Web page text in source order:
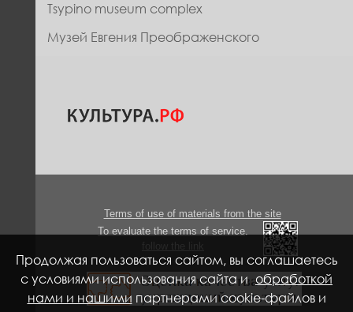
Tsypino museum complex
Музей Евгения Преображенского
Terms of use of materials from the site
To evaluate the terms of service,
Продолжая пользоваться сайтом, вы соглашаетесь
с условиями использования сайта и обработкой
нами и нашими партнерами cookie-файлов и